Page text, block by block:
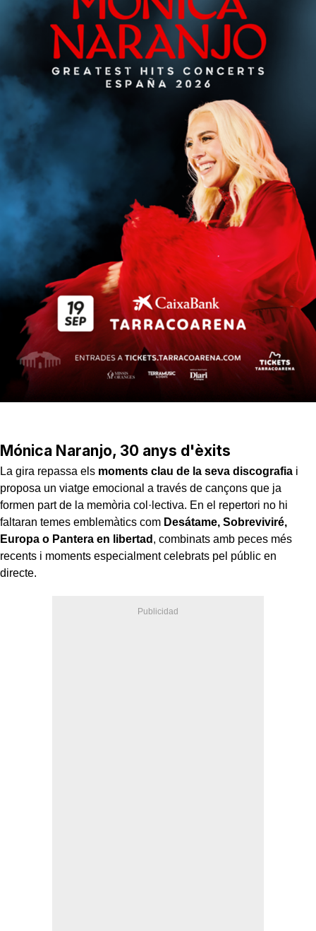
Mónica Naranjo, 30 anys d'èxits
La gira repassa els moments clau de la seva discografia i
proposa un viatge emocional a través de cançons que ja
formen part de la memòria col·lectiva. En el repertori no hi
faltaran temes emblemàtics com Desátame, Sobreviviré,
Europa o Pantera en libertad , combinats amb peces més
recents i moments especialment celebrats pel públic en
directe.